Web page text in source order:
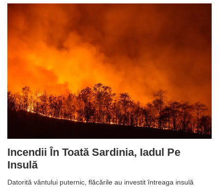
Incendii În Toată Sardinia, Iadul Pe
Insulă
Datorită vântului puternic, flăcările au investit întreaga insulă